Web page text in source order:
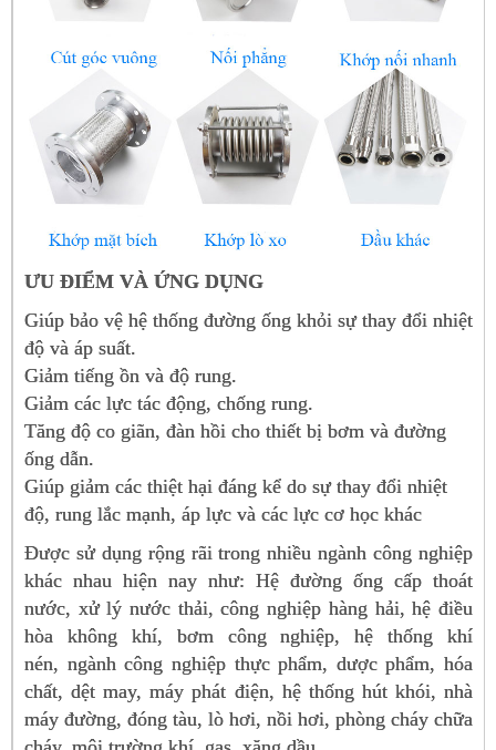
ƯU ĐIỂM VÀ ỨNG DỤNG
Giúp bảo vệ hệ thống đường ống khỏi sự thay đổi nhiệt
độ và áp suất.
Giảm tiếng ồn và độ rung.
Giảm các lực tác động, chống rung.
Tăng độ co giãn, đàn hồi cho thiết bị bơm và đường
ống dẫn.
Giúp giảm các thiệt hại đáng kể do sự thay đổi nhiệt
độ, rung lắc mạnh, áp lực và các lực cơ học khác
Được sử dụng rộng rãi trong nhiều ngành công nghiệp
khác nhau hiện nay như: Hệ đường ống cấp thoát
nước, xử lý nước thải, công nghiệp hàng hải, hệ điều
hòa không khí, bơm công nghiệp, hệ thống khí
nén, ngành công nghiệp thực phẩm, dược phẩm, hóa
chất, dệt may, máy phát điện, hệ thống hút khói, nhà
máy đường, đóng tàu, lò hơi, nồi hơi, phòng cháy chữa